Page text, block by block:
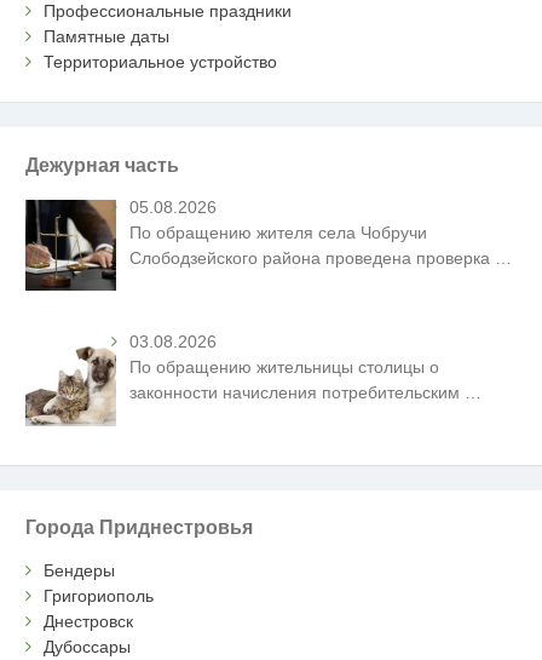
Профессиональные праздники
Памятные даты
Территориальное устройство
Дежурная часть
05.08.2026
По обращению жителя села Чобручи
Слободзейского района проведена проверка
03.08.2026
По обращению жительницы столицы о
законности начисления потребительским …
Города Приднестровья
Бендеры
Григориополь
Днестровск
Дубоссары